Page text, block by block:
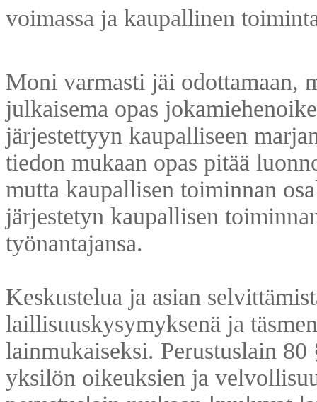
voimassa ja kaupallinen
Moni varmasti jäi odottamaan,
julkaisema opas
järjestettyyn kaupalliseen
tiedon mukaan opas pitää
mutta kaupallisen toiminnan
järjestetyn kaupallisen
työnantajansa.
Keskustelua ja asian
laillisuuskysymyksenä ja
lainmukaiseksi. Perustuslain
yksilön oikeuksien ja